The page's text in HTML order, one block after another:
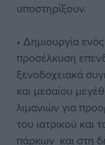
υποστηρίξουν.
• Δημιουργία
προσέλκυση
ξενοδοχειακά
και μεσαίου
λιμανιών για
του ιατρικού και
πάρκων και στη